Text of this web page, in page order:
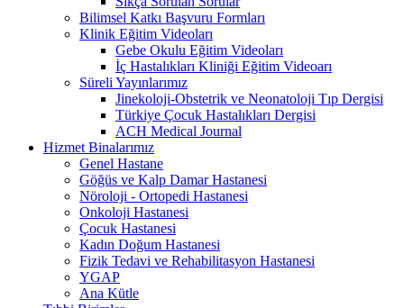
Bilimsel Katkı Başvuru Formları
Klinik Eğitim Videoları
Gebe Okulu Eğitim Videoları
İç Hastalıkları Kliniği Eğitim Videoarı
Süreli Yayınlarımız
Jinekoloji-Obstetrik ve Neonatoloji Tıp Dergisi
Türkiye Çocuk Hastalıkları Dergisi
ACH Medical Journal
Hizmet Binalarımız
Genel Hastane
Göğüs ve Kalp Damar Hastanesi
Nöroloji - Ortopedi Hastanesi
Onkoloji Hastanesi
Çocuk Hastanesi
Kadın Doğum Hastanesi
Fizik Tedavi ve Rehabilitasyon Hastanesi
YGAP
Ana Kütle